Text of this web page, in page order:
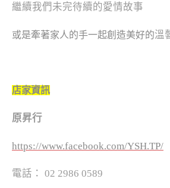
繼續我們未完待續的愛情故事
或是牽著家人的手一起創造美好的溫
店家資訊
原昇行
https://www.facebook.com/YSH.TP/
電話： 02 2986 0589